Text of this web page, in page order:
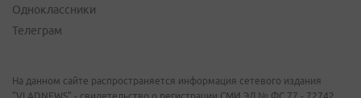
Одноклассники
Телеграм
На данном сайте распространяется информация сетевого издания